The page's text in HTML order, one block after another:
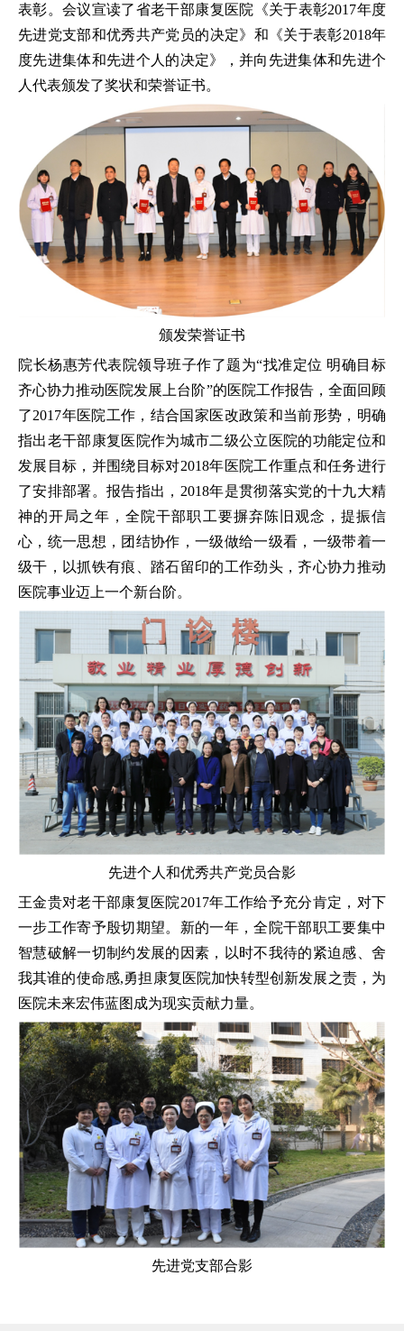
表彰。会议宣读了省老干部康复医院《关于表彰2017年度
先进党支部和优秀共产党员的决定》和《关于表彰2018年
度先进集体和先进个人的决定》，并向先进集体和先进个
人代表颁发了奖状和荣誉证书。
颁发荣誉证书
院长杨惠芳代表院领导班子作了题为“找准定位 明确目标
齐心协力推动医院发展上台阶”的医院工作报告，全面回顾
了2017年医院工作，结合国家医改政策和当前形势，明确
指出老干部康复医院作为城市二级公立医院的功能定位和
发展目标，并围绕目标对2018年医院工作重点和任务进行
了安排部署。报告指出，2018年是贯彻落实党的十九大精
神的开局之年，全院干部职工要摒弃陈旧观念，提振信
心，统一思想，团结协作，一级做给一级看，一级带着一
级干，以抓铁有痕、踏石留印的工作劲头，齐心协力推动
医院事业迈上一个新台阶。
先进个人和优秀共产党员合影
王金贵对老干部康复医院2017年工作给予充分肯定，对下
一步工作寄予殷切期望。新的一年，全院干部职工要集中
智慧破解一切制约发展的因素，以时不我待的紧迫感、舍
我其谁的使命感,勇担康复医院加快转型创新发展之责，为
医院未来宏伟蓝图成为现实贡献力量。
先进党支部合影